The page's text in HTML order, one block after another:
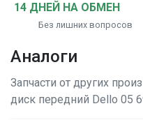
14 ДНЕЙ НА ОБМЕН
Без лишних вопросов
Аналоги
Запчасти от других
диск передний Dello 05